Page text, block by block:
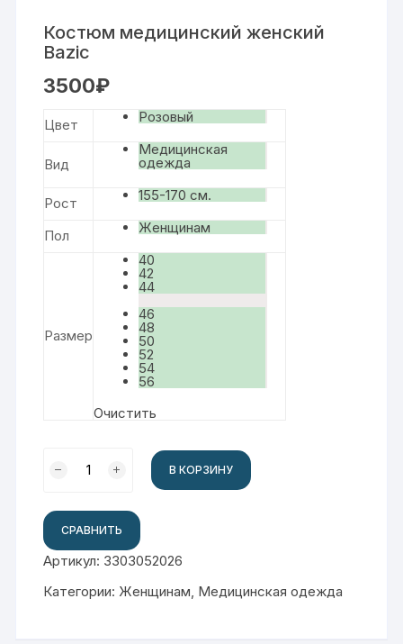
Костюм медицинский женский
Bazic
3500₽
Цвет Розовый
Вид
Медицинская
одежда
Рост 155-170 см.
Пол Женщинам
Размер
40
42
44
46
48
50
52
54
56
Очистить
товара
медицинский
женский
Bazic
В КОРЗИНУ
СРАВНИТЬ
Артикул: 3303052026
Категории: Женщинам Медицинская одежда